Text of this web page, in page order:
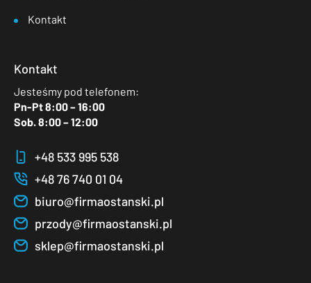
Kontakt
Kontakt
Jesteśmy pod telefonem:
Pn-Pt 8:00 – 16:00
Sob. 8:00 – 12:00
+48 533 995 538
+48 76 740 01 04
biuro@firmaostanski.pl
przody@firmaostanski.pl
sklep@firmaostanski.pl